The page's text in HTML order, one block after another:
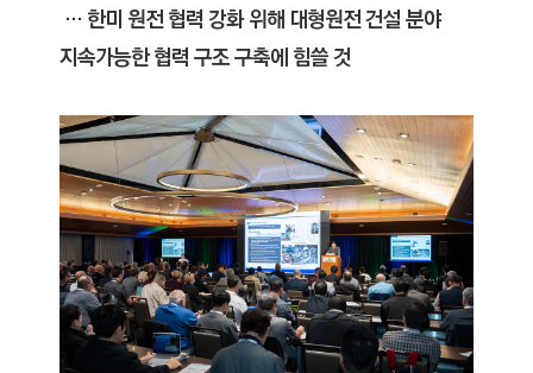
… 한미 원전 협력 강화 위해 대형원전 건설 분야
지속가능한 협력 구조 구축에 힘쓸 것